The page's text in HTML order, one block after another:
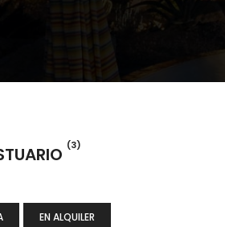
(3)
EN ALQUILER